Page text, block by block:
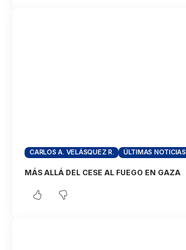
CARLOS A. VELÁSQUEZ R. ÚLTIMAS NOTICIAS
MÁS ALLÁ DEL CESE AL FUEGO EN GAZA